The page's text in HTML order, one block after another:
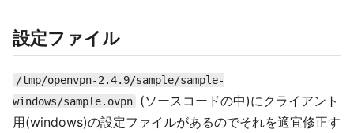
設定ファイル
/tmp/openvpn-2.4.9/sample/sample-
windows/sample.ovpn
(ソースコードの中)にクライアント
用(windows)の設定ファイルがあるのでそれを適宜修正す